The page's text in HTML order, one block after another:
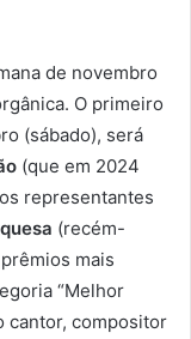
de novembro
O primeiro
(sábado), será
(que em 2024
representantes
(recém-
mais
“Melhor
cantor, compositor